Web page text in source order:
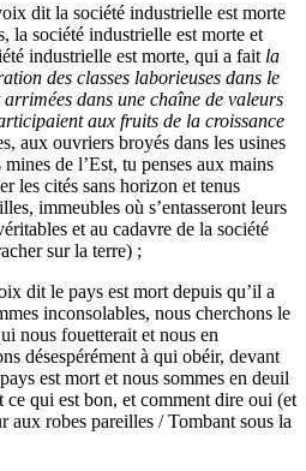
dit la société industrielle est morte
la société industrielle est morte et
industrielle est morte, qui a fait la
des classes laborieuses dans le
dans une chaîne de valeurs
aux fruits de la croissance
aux ouvriers broyés dans les usines
de l’Est, tu penses aux mains
les cités sans horizon et tenus
immeubles où s’entasseront leurs
et au cadavre de la société
sur la terre) ;
dit le pays est mort depuis qu’il a
inconsolables, nous cherchons le
nous fouetterait et nous en
désespérément à qui obéir, devant
est mort et nous sommes en deuil
qui est bon, et comment dire oui (et
aux robes pareilles / Tombant sous la